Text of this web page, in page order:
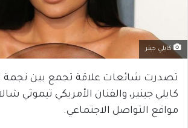
كايلي جينر
تصدرت شائعات علاقة تجمع بين نجمة
كايلي جينير، والفنان الأمريكي تيموثي
مواقع التواصل الاجتماعي.